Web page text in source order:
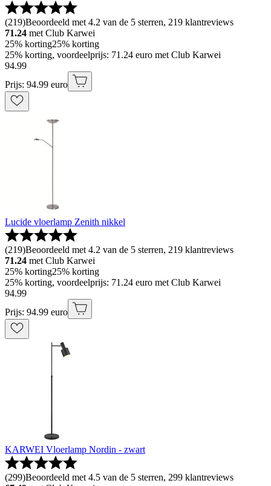
(219)Beoordeeld met 4.2 van de 5 sterren, 219 klantreviews
71.24 met Club Karwei
25% korting25% korting
25% korting, voordeelprijs: 71.24 euro met Club Karwei
94.99
Prijs: 94.99 euro
Lucide vloerlamp Zenith nikkel
(219)Beoordeeld met 4.2 van de 5 sterren, 219 klantreviews
71.24 met Club Karwei
25% korting25% korting
25% korting, voordeelprijs: 71.24 euro met Club Karwei
94.99
Prijs: 94.99 euro
KARWEI Vloerlamp Nordin - zwart
(299)Beoordeeld met 4.5 van de 5 sterren, 299 klantreviews